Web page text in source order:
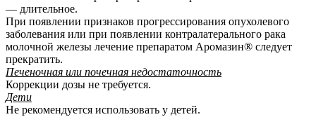
— длительное.
При появлении признаков прогрессирования опухолевого
заболевания или при появлении контралатерального рака
молочной железы лечение препаратом Аромазин® следует
прекратить.
Печеночная или почечная недостаточность
Коррекции дозы не требуется.
Дети
Не рекомендуется использовать у детей.